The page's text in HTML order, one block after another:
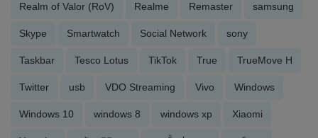
Realm of Valor (RoV) Realme Remaster samsung
Skype Smartwatch Social Network sony
Taskbar Tesco Lotus TikTok True TrueMove H
Twitter usb VDO Streaming Vivo Windows
Windows 10 windows 8 windows xp Xiaomi